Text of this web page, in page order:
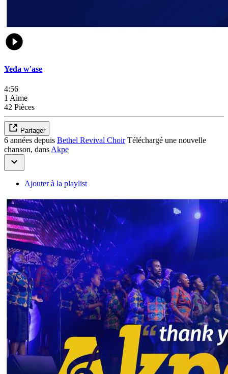
Yeda w'ase
4:56
1 Aime
42 Pièces
Partager
6 années depuis Bethel Revival ChoirTéléchargé une nouvelle
chanson, dans Akpe
Ajouter à la playlist